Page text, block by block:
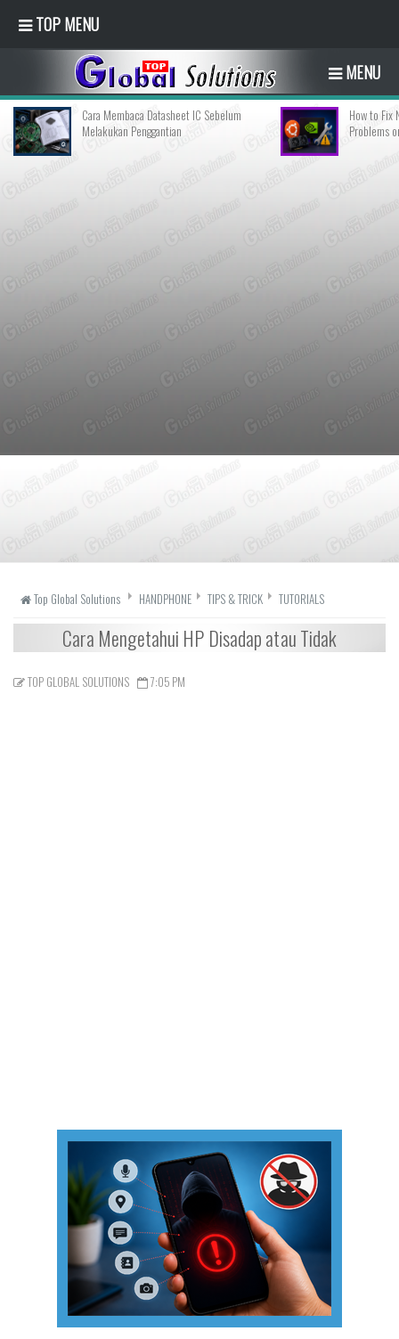
TOP MENU
MENU
Cara Membaca Datasheet IC Sebelum
Melakukan Penggantian
How to Fix NVIDIA
Problems on
Top Global Solutions HANDPHONE TIPS & TRICK TUTORIALS
Cara Mengetahui HP Disadap atau Tidak
TOP GLOBAL SOLUTIONS 7:05 PM